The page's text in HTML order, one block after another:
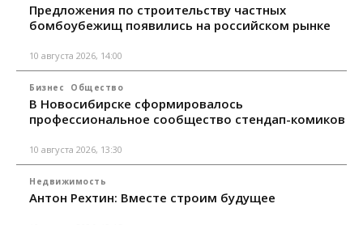
Предложения по строительству частных
бомбоубежищ появились на российском рынке
10 августа 2026, 14:00
Бизнес Общество
В Новосибирске сформировалось
профессиональное сообщество стендап-комиков
10 августа 2026, 13:30
Недвижимость
Антон Рехтин: Вместе строим будущее